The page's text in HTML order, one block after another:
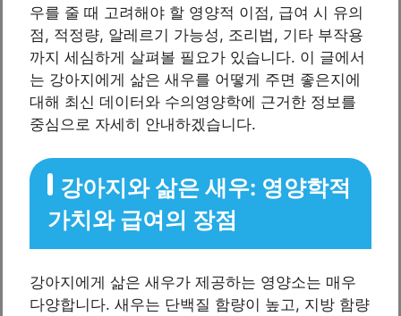
우를 줄 때 고려해야 할 영양적 이점, 급여 시 유의
점, 적정량, 알레르기 가능성, 조리법, 기타 부작용
까지 세심하게 살펴볼 필요가 있습니다. 이 글에서
는 강아지에게 삶은 새우를 어떻게 주면 좋은지에
대해 최신 데이터와 수의영양학에 근거한 정보를
중심으로 자세히 안내하겠습니다.
강아지와 삶은 새우: 영양학적
가치와 급여의 장점
강아지에게 삶은 새우가 제공하는 영양소는 매우
다양합니다. 새우는 단백질 함량이 높고, 지방 함량